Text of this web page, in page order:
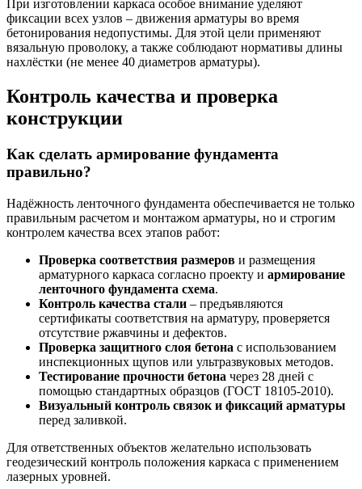
При изготовлении каркаса особое внимание уделяют
фиксации всех узлов – движения арматуры во время
бетонирования недопустимы. Для этой цели применяют
вязальную проволоку, а также соблюдают нормативы длины
нахлёстки (не менее 40 диаметров арматуры).
Контроль качества и проверка
конструкции
Как сделать армирование фундамента
правильно?
Надёжность ленточного фундамента обеспечивается не только
правильным расчетом и монтажом арматуры, но и строгим
контролем качества всех этапов работ:
Проверка соответствия размеров и размещения
арматурного каркаса согласно проекту и армирование
ленточного фундамента схема.
Контроль качества стали – предъявляются
сертификаты соответствия на арматуру, проверяется
отсутствие ржавчины и дефектов.
Проверка защитного слоя бетона с использованием
инспекционных щупов или ультразвуковых методов.
Тестирование прочности бетона через 28 дней с
помощью стандартных образцов (ГОСТ 18105-2010).
Визуальный контроль связок и фиксаций арматуры
перед заливкой.
Для ответственных объектов желательно использовать
геодезический контроль положения каркаса с применением
лазерных уровней.